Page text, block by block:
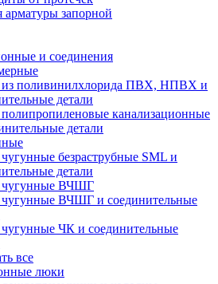
арматуры запорной
и соединения
поливинилхлорида ПВХ, НПВХ и
детали
канализационные
детали
безраструбные SML и
детали
чугунные ВЧШГ
ВЧШГ и соединительные
ЧК и соединительные
все
люки